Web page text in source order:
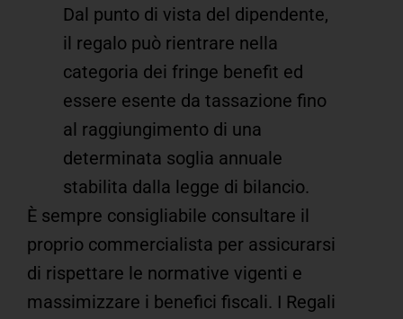
Dal punto di vista del dipendente,
il regalo può rientrare nella
categoria dei fringe benefit ed
essere esente da tassazione fino
al raggiungimento di una
determinata soglia annuale
stabilita dalla legge di bilancio.
È sempre consigliabile consultare il
proprio commercialista per assicurarsi
di rispettare le normative vigenti e
massimizzare i benefici fiscali. I Regali